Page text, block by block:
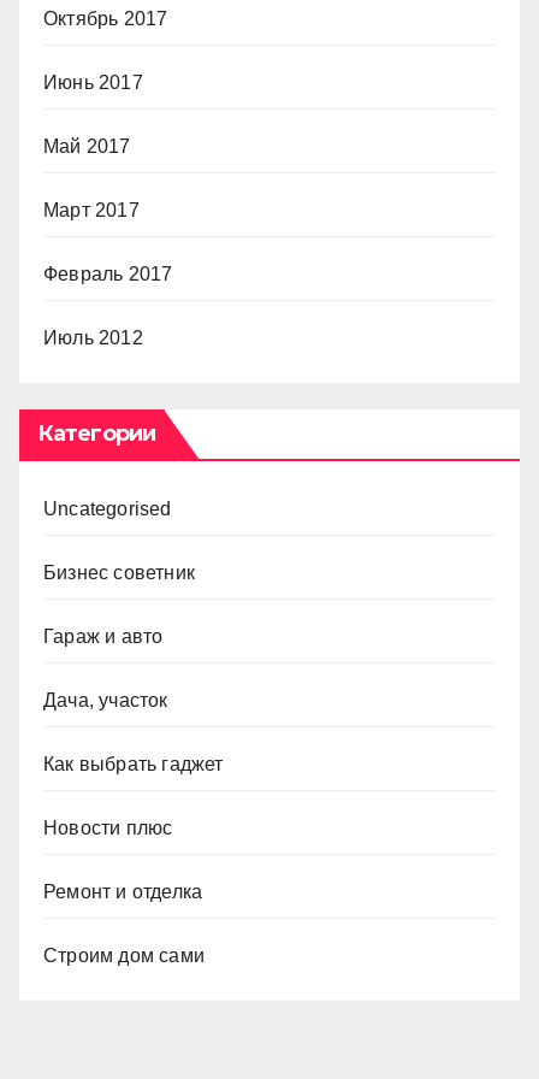
Октябрь 2017
Июнь 2017
Май 2017
Март 2017
Февраль 2017
Июль 2012
Категории
Uncategorised
Бизнес советник
Гараж и авто
Дача, участок
Как выбрать гаджет
Новости плюс
Ремонт и отделка
Строим дом сами